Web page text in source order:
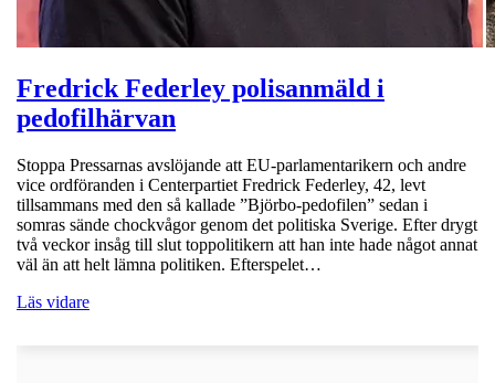
Fredrick Federley polisanmäld i
pedofilhärvan
Stoppa Pressarnas avslöjande att EU-parlamentarikern och andre
vice ordföranden i Centerpartiet Fredrick Federley, 42, levt
tillsammans med den så kallade ”Björbo-pedofilen” sedan i
somras sände chockvågor genom det politiska Sverige. Efter drygt
två veckor insåg till slut toppolitikern att han inte hade något annat
väl än att helt lämna politiken. Efterspelet…
Läs vidare